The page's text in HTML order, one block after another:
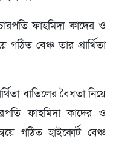
ফাহমিদা কাদের ও
বেঞ্চ তার প্রার্থিতা
বাতিলের বৈধতা নিয়ে
ফাহমিদা কাদের ও
গঠিত হাইকোর্ট বেঞ্চ